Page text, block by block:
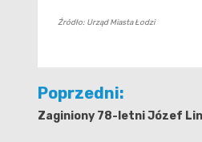
Źródło: Urząd Miasta Łodzi
Nawigacja
wpisu
Poprzedni:
Zaginiony 78-letni Józef